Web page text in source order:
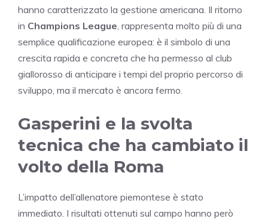
hanno caratterizzato la gestione americana. Il ritorno
in Champions League , rappresenta molto più di una
semplice qualificazione europea: è il simbolo di una
crescita rapida e concreta che ha permesso al club
giallorosso di anticipare i tempi del proprio percorso di
sviluppo, ma il mercato è ancora fermo.
Gasperini e la svolta
tecnica che ha cambiato il
volto della Roma
L’impatto dell’allenatore piemontese è stato
immediato. I risultati ottenuti sul campo hanno però